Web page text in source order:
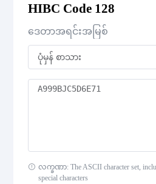
HIBC Aztec Code
HIBC Codablock F
HIBC Data Matrix
HIBC Code 128
ဒေတာအရင်းအမြစ်
လက္ခဏာ: The ASCII character set,
special characters